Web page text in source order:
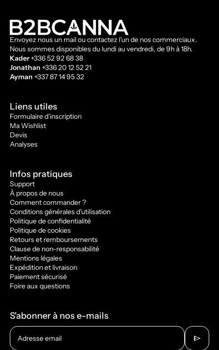
Envoyez nous un mail ou contactez l'un de nos commerciaux.
Nous sommes disponibles du lundi au vendredi, de 9h à 18h.
Kader+336 52 92 68 38
Jonathan +336 20 12 52 21
Ayman +337 87 14 95 32
Liens utiles
Formulaire d'inscription
Ma Wishlist
Devis
Analyses
Infos pratiques
Support
À propos de nous
Comment commander ?
Conditions générales d'utilisation
Politique de confidentialité
Politique de cookies
Retours et remboursements
Clause de non-responsabilité
Mentions légales
Expédition et livraison
Paiement sécurisé
Foire aux questions
S'abonner à nos e-mails
Adresse email send